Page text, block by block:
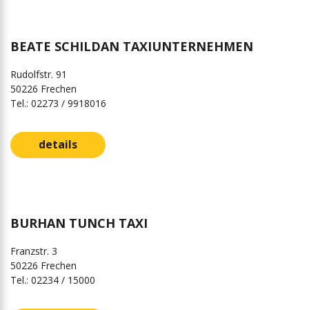
BEATE SCHILDAN TAXIUNTERNEHMEN
Rudolfstr. 91
50226 Frechen
Tel.: 02273 / 9918016
details
BURHAN TUNCH TAXI
Franzstr. 3
50226 Frechen
Tel.: 02234 / 15000